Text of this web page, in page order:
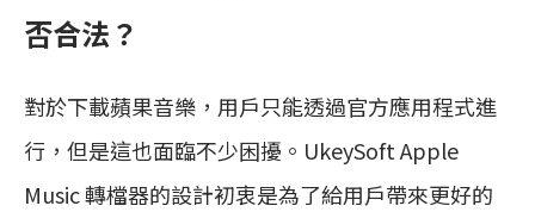
否合法？
對於下載蘋果音樂，用戶只能透過官方應用程式進
行，但是這也面臨不少困擾。UkeySoft Apple
Music 轉檔器的設計初衷是為了給用戶帶來更好的